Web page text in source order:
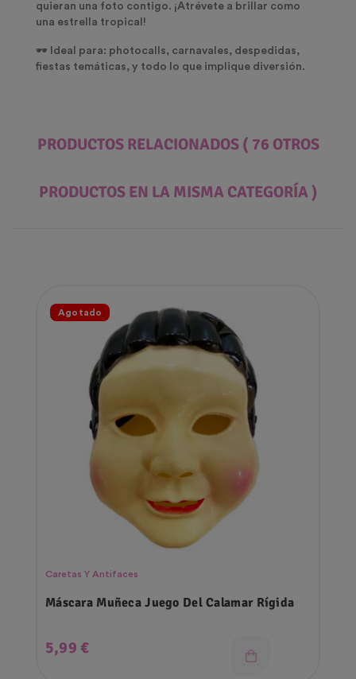
quieran una foto contigo. ¡Atrévete a brillar como
una estrella tropical!
🕶️ Ideal para: photocalls, carnavales, despedidas,
fiestas temáticas, y todo lo que implique diversión.
PRODUCTOS RELACIONADOS ( 76 OTROS
PRODUCTOS EN LA MISMA CATEGORÍA )
Agotado
Caretas Y Antifaces
Máscara Muñeca Juego Del Calamar Rígida
Precio
5,99 €